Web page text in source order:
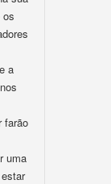
os
a
farão
uma